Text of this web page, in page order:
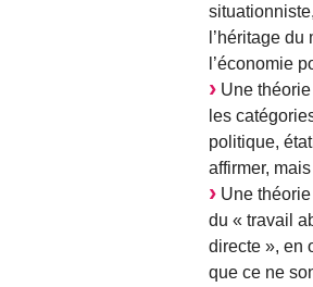
l’héritage
l’économie
Une
les
politique,
affirmer,
Une
du « travail
directe », en
que ce ne